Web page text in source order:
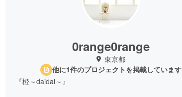
0range0range
東京都
他に1件のプロジェクトを掲載しています
『橙～daidai～』